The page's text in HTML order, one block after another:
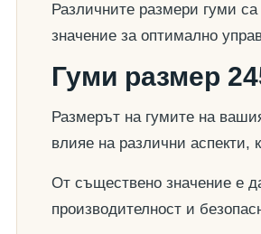
Различните размери гуми
значение за оптимално
Гуми размер
Размерът на гумите на
влияе на различни
От съществено значение е
производителност и